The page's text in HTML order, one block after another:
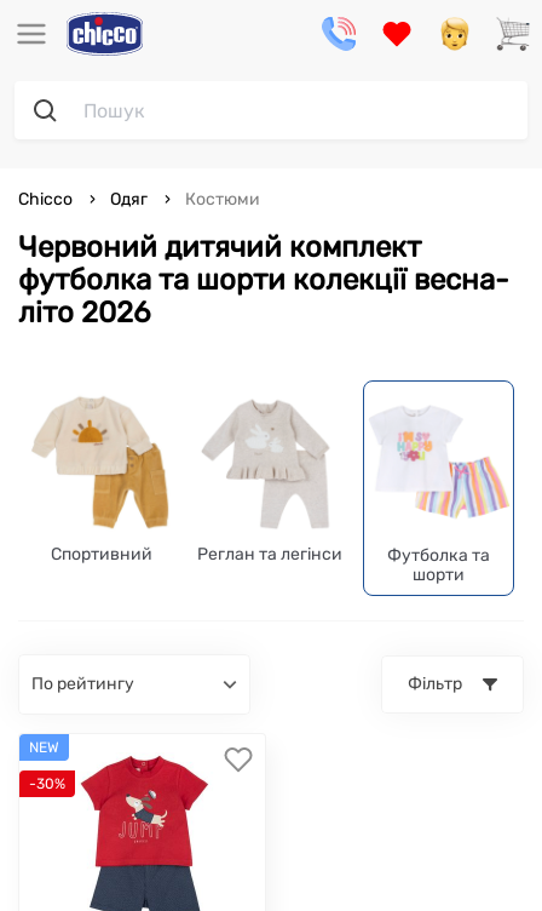
Червоний дитячий комплект
футболка та шорти колекції весна-
літо 2026
Chicco Одяг Костюми
Спортивний Реглан та легінси
Футболка та
шорти
по рейтингу Фільтр
NEW
-30%